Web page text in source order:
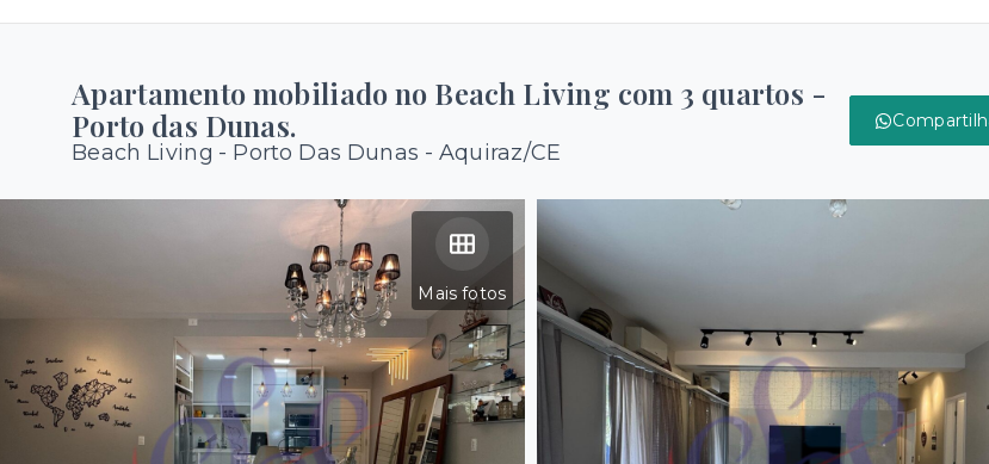
Apartamento mobiliado no Beach Living com 3 quartos -
Porto das Dunas.
Beach Living - Porto Das Dunas - Aquiraz/CE
Mais fotos